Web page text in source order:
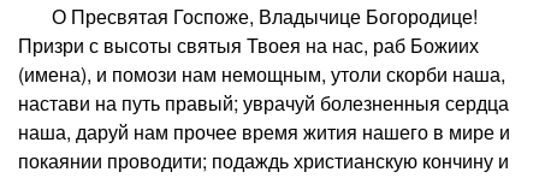
О Пресвятая Госпоже, Владычице Богородице!
Призри с высоты святыя Твоея на нас, раб Божиих
(имена), и помози нам немощным, утоли скорби наша,
настави на путь правый; уврачуй болезненныя сердца
наша, даруй нам прочее время жития нашего в мире и
покаянии проводити; подаждь христианскую кончину и